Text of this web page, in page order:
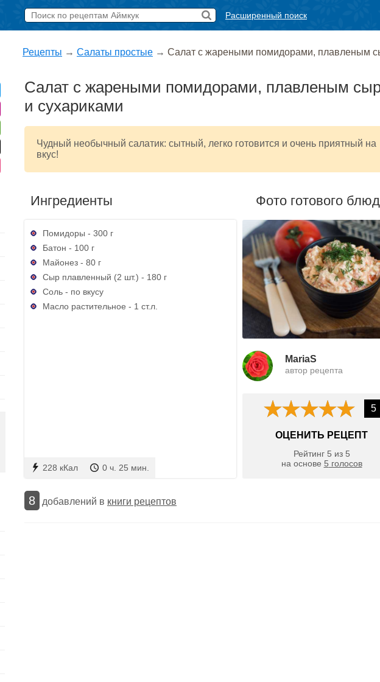
Расширенный поиск
Рецепты → Салаты простые → Салат с жареными помидорами, плавленым
Салат с жареными помидорами, плавленым
и сухариками
Чудный необычный салатик: сытный, легко готовится и очень приятный на
вкус!
Ингредиенты
Помидоры - 300 г
Батон - 100 г
Майонез - 80 г
Сыр плавленный (2 шт.) - 180 г
Соль - по вкусу
Масло растительное - 1 ст.л.
228 кКал 0 ч. 25 мин.
Фото готового
MariaS
автор рецепта
5
ОЦЕНИТЬ РЕЦЕПТ
Рейтинг 5 из 5
на основе 5 голосов
8 добавлений в книги рецептов